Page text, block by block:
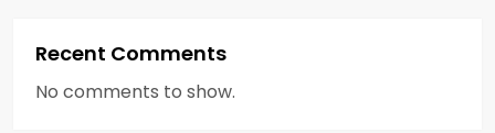
Recent Comments
No comments to show.